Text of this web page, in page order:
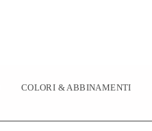
COLORI & ABBINAMENTI